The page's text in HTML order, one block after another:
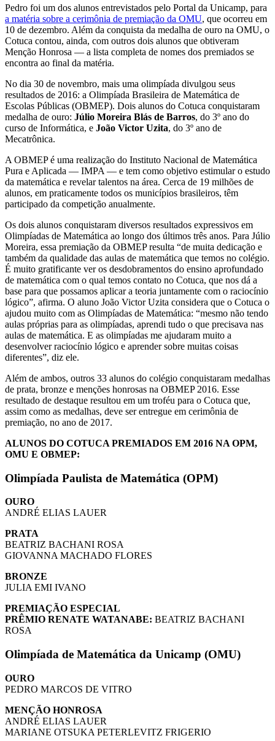
Pedro foi um dos alunos entrevistados pelo Portal da Unicamp, para
a matéria sobre a cerimônia de premiação da OMU, que ocorreu em
10 de dezembro. Além da conquista da medalha de ouro na OMU, o
Cotuca contou, ainda, com outros dois alunos que obtiveram
Menção Honrosa — a lista completa de nomes dos premiados se
encontra ao final da matéria.
No dia 30 de novembro, mais uma olimpíada divulgou seus
resultados de 2016: a Olimpíada Brasileira de Matemática de
Escolas Públicas (OBMEP). Dois alunos do Cotuca conquistaram
medalha de ouro: Júlio Moreira Blás de Barros, do 3º ano do
curso de Informática, e João Victor Uzita, do 3º ano de
Mecatrônica.
A OBMEP é uma realização do Instituto Nacional de Matemática
Pura e Aplicada — IMPA — e tem como objetivo estimular o estudo
da matemática e revelar talentos na área. Cerca de 19 milhões de
alunos, em praticamente todos os municípios brasileiros, têm
participado da competição anualmente.
Os dois alunos conquistaram diversos resultados expressivos em
Olimpíadas de Matemática ao longo dos últimos três anos. Para Júlio
Moreira, essa premiação da OBMEP resulta “de muita dedicação e
também da qualidade das aulas de matemática que temos no colégio.
É muito gratificante ver os desdobramentos do ensino aprofundado
de matemática com o qual temos contato no Cotuca, que nos dá a
base para que possamos aplicar a teoria juntamente com o raciocínio
lógico”, afirma. O aluno João Victor Uzita considera que o Cotuca o
ajudou muito com as Olimpíadas de Matemática: “mesmo não tendo
aulas próprias para as olimpíadas, aprendi tudo o que precisava nas
aulas de matemática. E as olimpíadas me ajudaram muito a
desenvolver raciocínio lógico e aprender sobre muitas coisas
diferentes”, diz ele.
Além de ambos, outros 33 alunos do colégio conquistaram medalhas
de prata, bronze e menções honrosas na OBMEP 2016. Esse
resultado de destaque resultou em um troféu para o Cotuca que,
assim como as medalhas, deve ser entregue em cerimônia de
premiação, no ano de 2017.
ALUNOS DO COTUCA PREMIADOS EM 2016 NA OPM,
OMU E OBMEP:
Olimpíada Paulista de Matemática (OPM)
OURO
ANDRÉ ELIAS LAUER
PRATA
BEATRIZ BACHANI ROSA
GIOVANNA MACHADO FLORES
BRONZE
JULIA EMI IVANO
PREMIAÇÃO ESPECIAL
PRÊMIO RENATE WATANABE: BEATRIZ BACHANI
ROSA
Olimpíada de Matemática da Unicamp (OMU)
OURO
PEDRO MARCOS DE VITRO
MENÇÃO HONROSA
ANDRÉ ELIAS LAUER
MARIANE OTSUKA PETERLEVITZ FRIGERIO